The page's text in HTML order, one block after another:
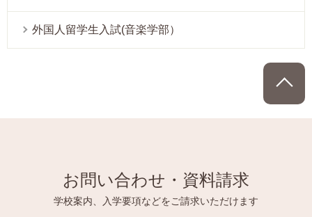
外国人留学生入試(音楽学部）
お問い合わせ・資料請求
学校案内、入学要項などをご請求いただけます